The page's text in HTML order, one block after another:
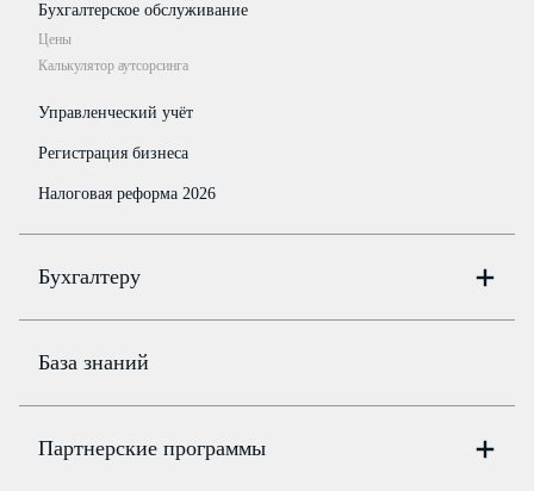
Бухгалтерское обслуживание
Цены
Калькулятор аутсорсинга
Управленческий учёт
Регистрация бизнеса
Налоговая реформа 2026
Бухгалтеру
Цены
Бюро
Консультации по учёту и налогам
База знаний
Партнерские программы